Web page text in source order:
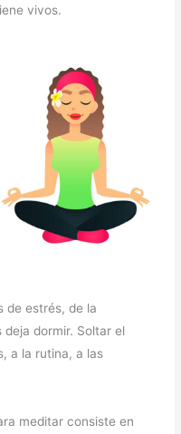
vivos.
de estrés, de la
dormir. Soltar el
a la rutina, a las
meditar consiste en